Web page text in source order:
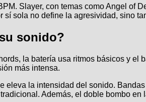
Slayer, con temas como Angel of
sola no define la agresividad, sino
sonido?
la batería usa ritmos básicos y el
más intensa.
la intensidad del sonido.
Además, el doble bombo